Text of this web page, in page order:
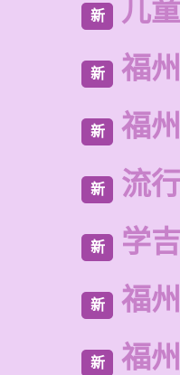
新 儿
新 福
新 福
新 流
新 学
新 福
新 福